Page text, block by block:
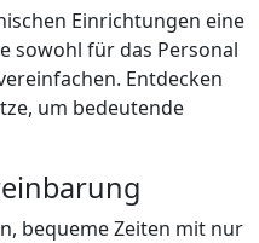
Einrichtungen eine
sowohl für das Personal
Entdecken
um bedeutende
bequeme Zeiten mit nur